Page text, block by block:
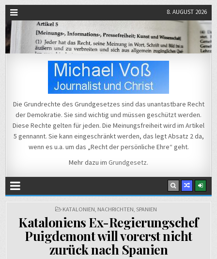
8. AUGUST 2026
Michael Voß
Die Grundrechte des Grundgesetzes sind das unantastbare Recht
der Demokratie. Sie sind wichtig und müssen geschützt werden.
Diese Rechte gelten für jeden. Die Meinungsfreiheit wird im Artikel
5 gennannt. Sie kann eingeschränkt werden, das legt Absatz 2 da,
wenn es u.a. um das „Recht der persönliche Ehre“ geht.
Mehr dazu im Grundgesetz.
POSTED
IN
KATALONIEN, NACHRICHTEN, SPANIEN
Kataloniens Ex-Regierungschef
Puigdemont will vorerst nicht
zurück nach Spanien
auf YouTube:
Irritieren,
schockieren,